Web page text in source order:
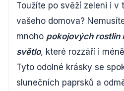
Toužíte po svěží zeleni i v
vašeho domova?
mnoho pokojových rostlin
světlo, které rozzáří i
Tyto odolné krásky se
slunečních paprsků a